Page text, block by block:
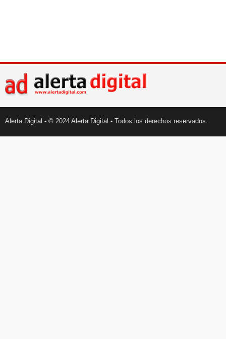
Alerta Digital - © 2024 Alerta Digital - Todos los derechos reservados.